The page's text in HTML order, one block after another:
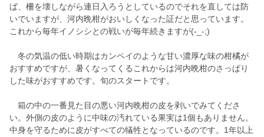
ば、柵を壊しながら連日入ろうとしているのでそれを直しては防
いでいますが、河内晩柑がおいしくなった証だと思っています。
これから毎年イノシシとの戦いが毎年続きますが(-_-;)
冬の気温の低い時期はカンペイのような甘い濃厚な味の柑橘が
おすすめですが、暑くなってくるこれからは河内晩柑のさっぱり
した味がおすすめです。旬のスタートです。
箱の中の一番見た目の悪い河内晩柑の皮を剥いでみてくださ
い。外側の皮のように中味の汚れている果実は1個もありません。
中身を守るために皮がすべての犠牲となっているのです。1年以上